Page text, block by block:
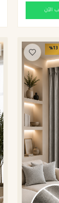
الآن
13
%